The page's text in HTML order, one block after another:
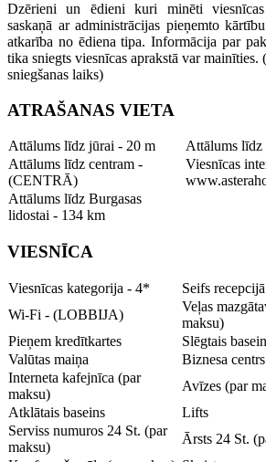
Dzērieni un ēdieni kuri minēti
saskaņā ar administrācijas pieņemto
atkarība no ēdiena tipa. Informācija par
tika sniegts viesnīcas aprakstā var mainīties.
sniegšanas laiks)
ATRAŠANAS VIETA
Attālums līdz jūrai - 20 m
Attālums līdz
Attālums līdz centram -
(CENTRĀ)
Viesnīcas
Attālums līdz Burgasas
lidostai - 134 km
VIESNĪCA
Viesnīcas kategorija - 4*
Seifs
Wi-Fi - (LOBBIJA)
Veļas
maksu)
Pieņem kredītkartes
Slēgtais
Valūtas maiņa
Biznesa
Interneta kafejnīca (par
maksu)
Avīzes (par
Atklātais baseins
Lifts
Serviss numuros 24 St. (par
maksu)
Ārsts 24 St.